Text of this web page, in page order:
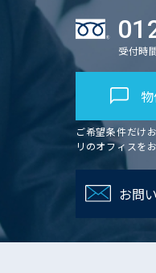
受付時
ご希望条件だけ
リのオフィスを
お問